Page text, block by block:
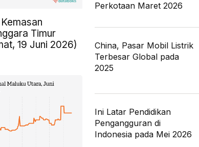
Timur
19 Juni 2026)
Perkotaan Maret 2026
China, Pasar Mobil Listrik
Terbesar Global pada
2025
Ini Latar Pendidikan
Pengangguran di
Indonesia pada Mei 2026